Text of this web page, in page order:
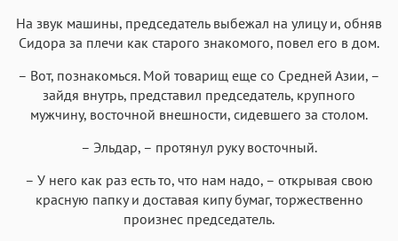
На звук машины, председатель выбежал на улицу и, обняв
Сидора за плечи как старого знакомого, повел его в дом.
– Вот, познакомься. Мой товарищ еще со Средней Азии, –
зайдя внутрь, представил председатель, крупного
мужчину, восточной внешности, сидевшего за столом.
– Эльдар, – протянул руку восточный.
– У него как раз есть то, что нам надо, – открывая свою
красную папку и доставая кипу бумаг, торжественно
произнес председатель.